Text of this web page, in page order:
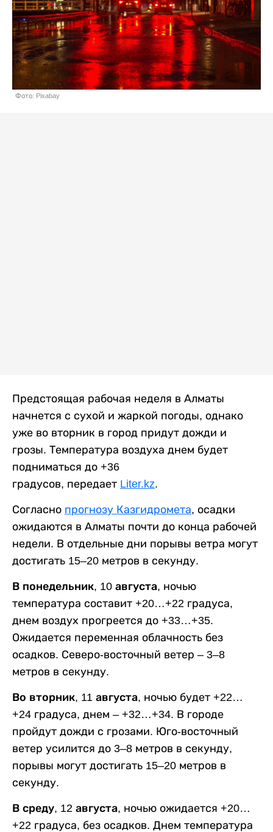
Фото: Pixabay
Предстоящая рабочая неделя в Алматы
начнется с сухой и жаркой погоды, однако
уже во вторник в город придут дожди и
грозы. Температура воздуха днем будет
подниматься до +36
градусов, передает Liter.kz.
Согласно прогнозу Казгидромета, осадки
ожидаются в Алматы почти до конца рабочей
недели. В отдельные дни порывы ветра могут
достигать 15–20 метров в секунду.
В понедельник, 10 августа, ночью
температура составит +20…+22 градуса,
днем воздух прогреется до +33…+35.
Ожидается переменная облачность без
осадков. Северо-восточный ветер – 3–8
метров в секунду.
Во вторник, 11 августа, ночью будет +22…
+24 градуса, днем – +32…+34. В городе
пройдут дожди с грозами. Юго-восточный
ветер усилится до 3–8 метров в секунду,
порывы могут достигать 15–20 метров в
секунду.
В среду, 12 августа, ночью ожидается +20…
+22 градуса, без осадков. Днем температура